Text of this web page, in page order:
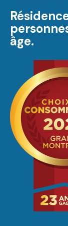
âge.